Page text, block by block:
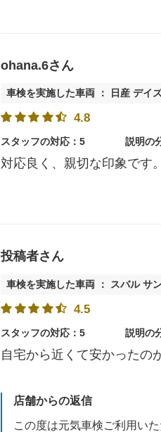
ohana.6さん
車検を実施した車両 ： 日産 デイ
4.8
スタッフの対応：5 説明の
対応良く、親切な印象です
投稿者さん
車検を実施した車両 ： スバル サ
4.5
スタッフの対応：5 説明の
自宅から近くて安かったの
店舗からの返信
この度は元気車検ご利用い